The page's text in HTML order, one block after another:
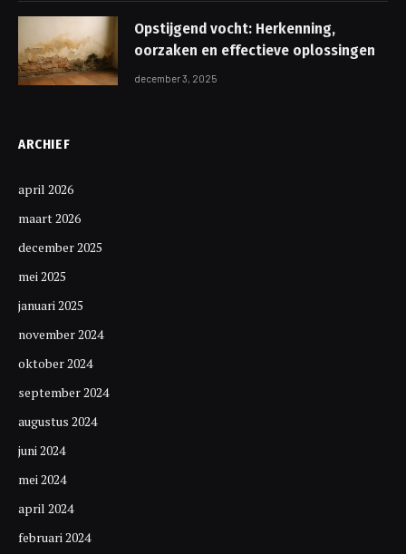
Opstijgend vocht: Herkenning,
oorzaken en effectieve oplossingen
december 3, 2025
ARCHIEF
april 2026
maart 2026
december 2025
mei 2025
januari 2025
november 2024
oktober 2024
september 2024
augustus 2024
juni 2024
mei 2024
april 2024
februari 2024